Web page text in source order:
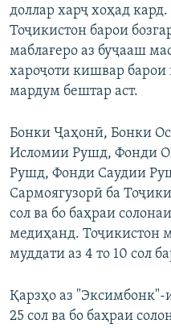
доллар харҷ хоҳад
Тоҷикистон барои
маблағеро аз буҷааш
хароҷоти кишвар
мардум бештар аст.
Бонки Ҷаҳонӣ, Бонки
Исломии Рушд, Фонди
Рушд, Фонди Саудии
Сармоягузорӣ ба
сол ва бо баҳраи
медиҳанд. Тоҷикистон
муддати аз 4 то 10 сол
Қарзҳо аз "Эксимбонк"-
25 сол ва бо баҳраи